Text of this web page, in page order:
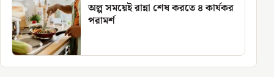
অল্প সময়েই রান্না শেষ করতে ৪ কার্যকর
পরামর্শ